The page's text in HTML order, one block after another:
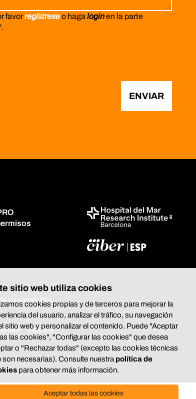
favorregístreseo hagaloginen la parte
ENVIAR
los contenidos
Créditos
sitio web utiliza cookies
cookies propias y de terceros para mejorar la
del usuario, analizar el tráfico, su navegación
sitio web y personalizar el contenido. Puede "Aceptar
las cookies", "Configurar las cookies" que desea
o "Rechazar todas" (excepto las cookies técnicas
son necesarias). Consulte nuestra política de
para obtener más información.
Aceptar todas las cookies